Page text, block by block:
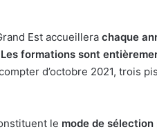
Est accueillera chaque
Les formations sont
d’octobre 2021, trois
le mode de sélection